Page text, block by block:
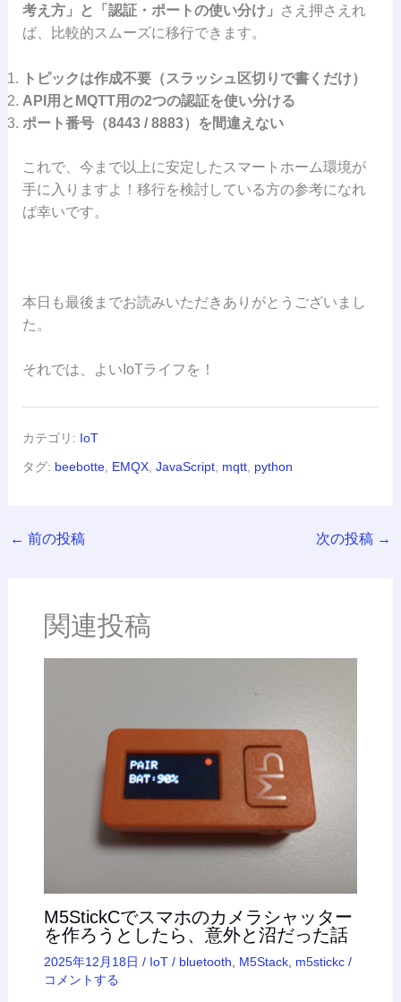
考え方」と「認証・ポートの使い分け」
さえ押さえれ
ば、比較的スムーズに移行できます。
トピックは作成不要（スラッシュ区切りで書くだけ）
API用とMQTT用の2つの認証を使い分ける
ポート番号（8443 / 8883）を間違えない
これで、今まで以上に安定したスマートホーム環境が
手に入りますよ！移行を検討している方の参考になれ
ば幸いです。
本日も最後までお読みいただきありがとうございまし
た。
それでは、よいIoTライフを！
カテゴリ: IoT
タグ: beebotte, EMQX, JavaScript, mqtt, python
← 前の投稿 次の投稿 →
関連投稿
M5StickCでスマホのカメラシャッター
を作ろうとしたら、意外と沼だった話
2025年12月18日 / IoT/ bluetooth, M5Stack, m5stickc/
コメントする